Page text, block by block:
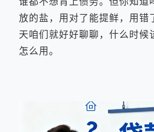
放的盐，用对了能提鲜，用错
天咱们就好好聊聊，什么时候
怎么用。